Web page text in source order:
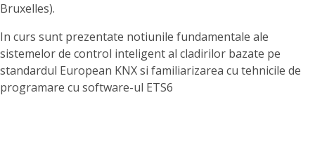
Bruxelles).
In curs sunt prezentate notiunile fundamentale ale
sistemelor de control inteligent al cladirilor bazate pe
standardul European KNX si familiarizarea cu tehnicile de
programare cu software-ul ETS6